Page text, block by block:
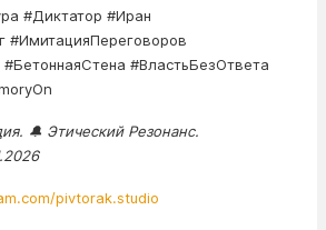
#Диктатор #Иран
#ВластьБезОтвета
🔔 Этический Резонанс.
pivtorak.studio